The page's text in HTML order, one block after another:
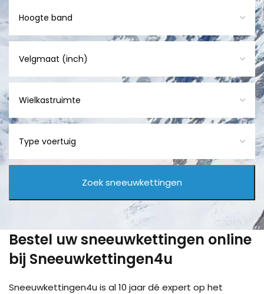
Bestel uw sneeuwkettingen online
bij Sneeuwkettingen4u
Sneeuwkettingen4u is al 10 jaar dé expert op het